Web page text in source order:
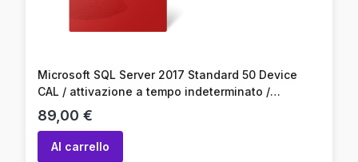
Microsoft SQL Server 2017 Standard 50 Device
CAL / attivazione a tempo indeterminato /
attivazione online / codice prodotto
Prezzo
89,00 €
Al carrello